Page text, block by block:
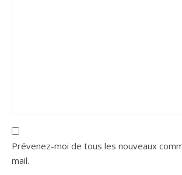
Prévenez-moi de tous les nouveaux
mail.